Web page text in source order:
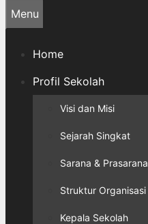
Menu
Home
Profil Sekolah
Visi dan Misi
Sejarah Singkat
Sarana & Prasarana
Struktur Organisasi
Kepala Sekolah